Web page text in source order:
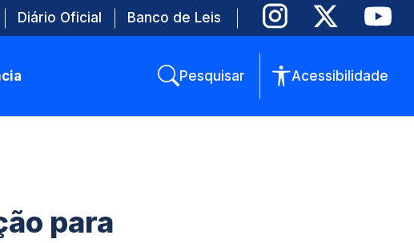
Diário Oficial Banco de Leis
Pesquisar Acessibilidade
para